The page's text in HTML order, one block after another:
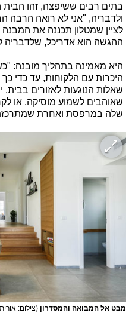
בתים רבים ששיפצה, זהו
ולדבריה, "אני לא רואה הרבה
לציין שמטלון תכננה את המבנה
ההגשה הוא אדריכל, שלדבריה
היא מאמינה בתהליך מובנה:
היכרות עם הלקוחות, עד כדי
שאלות הנוגעות לאזורים
שאוהבים לשמוע מוסיקה, או
שלה במרפסת ואחרת
מבט אל המבואה והמסדרון (צילום: